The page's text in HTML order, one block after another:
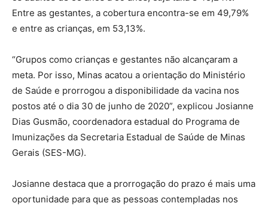
Entre as gestantes, a cobertura encontra-se em 49,79%
e entre as crianças, em 53,13%.
“Grupos como crianças e gestantes não alcançaram a
meta. Por isso, Minas acatou a orientação do Ministério
de Saúde e prorrogou a disponibilidade da vacina nos
postos até o dia 30 de junho de 2020”, explicou Josianne
Dias Gusmão, coordenadora estadual do Programa de
Imunizações da Secretaria Estadual de Saúde de Minas
Gerais (SES-MG).
Josianne destaca que a prorrogação do prazo é mais uma
oportunidade para que as pessoas contempladas nos